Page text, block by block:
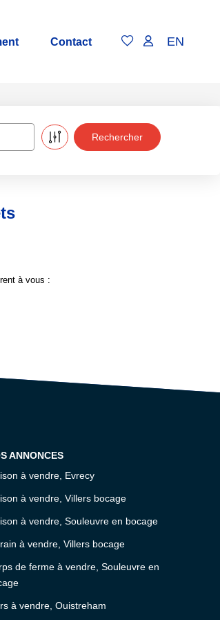
Contact EN
à vous :
ANNONCES
à vendre, Evrecy
à vendre, Villers bocage
à vendre, Souleuvre en bocage
à vendre, Villers bocage
de ferme à vendre, Souleuvre en
à vendre, Ouistreham